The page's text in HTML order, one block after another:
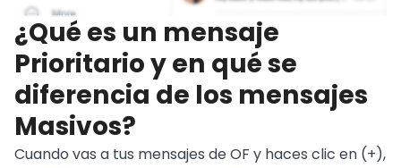
¿Qué es un mensaje
Prioritario y en qué se
diferencia de los mensajes
Masivos?
Cuando vas a tus mensajes de OF y haces clic en (+),